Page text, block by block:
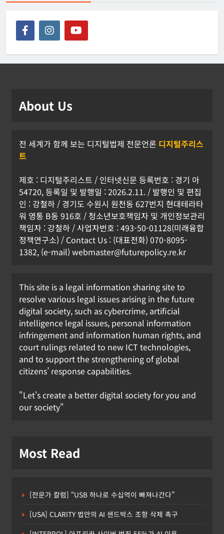
표
About Us
전 세계가 함께 보는 디지털법제 전문언론 디지털주리스
트
제호 : 디지털주리스트 / 인터넷신문 등록번호 : 경기 아
54720, 등록일 및 발행일 : 2026.2.11. / 발행인 및 편집
인 : 강철하 / 경기도 수원시 원천동 627번지 현대테라타
워 영통 B동 916호 / 청소년보호책임자 및 개인정보관리
책임자 : 강철하 / 사업자번호 : 493-50-01128(미래융합
정책연구소) / Contact Us : (대표전화) 070-8095-
1382, (e-mail) webmaster@futurepolicy.re.kr
This site is a legal information sharing site to
resolve various legal issues arising in the future
digital society, such as cybercrime, artificial
intelligence legal issues, personal information
infringement and information human rights, and
court rulings related to new ICT technologies,
and to support the strengthening of global
citizens’ response capabilities.
"Let's create a better digital society for you and
our society"
Most Read
[전문가 칼럼] “USB 하나로 수십억이 빠져나간다”
[USA] CLARITY 법안의 AI 샌드박스 조항 삭제 촉구